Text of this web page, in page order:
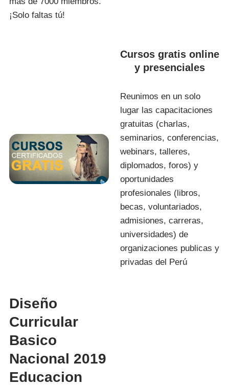
¡Solo faltas tú!
Cursos gratis online
y presenciales
Reunimos en un solo
lugar las capacitaciones
gratuitas (charlas,
seminarios, conferencias,
webinars, talleres,
diplomados, foros) y
oportunidades
profesionales (libros,
becas, voluntariados,
admisiones, carreras,
universidades) de
organizaciones publicas y
privadas del Perú
Diseño
Curricular
Basico
Nacional 2019
Educacion